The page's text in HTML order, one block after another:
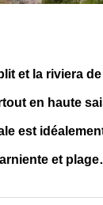
et la riviera
en haute
est
et